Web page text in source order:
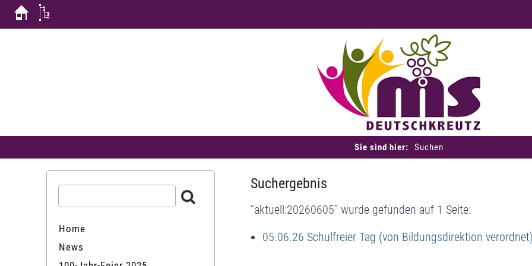
Sie sind hier: Suchen
Suchergebnis
"aktuell:20260605" wurde gefunden auf 1 Seite:
05.06.26 Schulfreier Tag (von Bildungsdirektion
Home
News